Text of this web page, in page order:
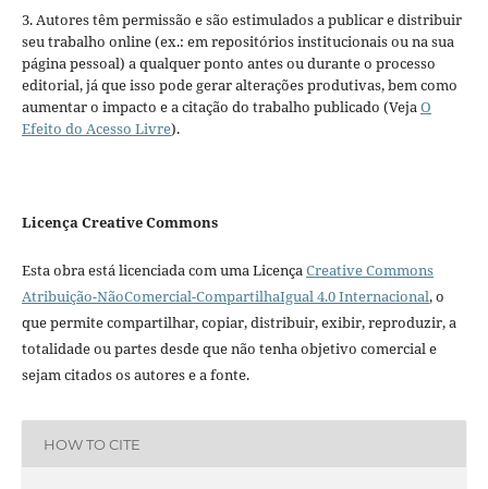
3. Autores têm permissão e são estimulados a publicar e distribuir
seu trabalho online (ex.: em repositórios institucionais ou na sua
página pessoal) a qualquer ponto antes ou durante o processo
editorial, já que isso pode gerar alterações produtivas, bem como
aumentar o impacto e a citação do trabalho publicado (VejaO
Efeito do Acesso Livre).
Licença Creative Commons
Esta obra está licenciada com uma LicençaCreative Commons
Atribuição-NãoComercial-CompartilhaIgual 4.0 Internacional, o
que permite compartilhar, copiar, distribuir, exibir, reproduzir, a
totalidade ou partes desde que não tenha objetivo comercial e
sejam citados os autores e a fonte.
HOW TO CITE